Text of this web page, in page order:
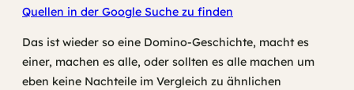
Quellen in der Google Suche zu finden
Das ist wieder so eine Domino-Geschichte, macht es
einer, machen es alle, oder sollten es alle machen um
eben keine Nachteile im Vergleich zu ähnlichen